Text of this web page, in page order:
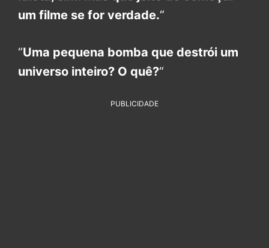
um filme se for verdade.“
“Uma pequena bomba que destrói um
universo inteiro? O quê?“
PUBLICIDADE